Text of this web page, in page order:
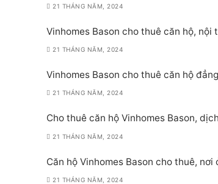
21 THÁNG NĂM, 2024
Vinhomes Bason cho thuê căn hộ, nội
21 THÁNG NĂM, 2024
Vinhomes Bason cho thuê căn hộ
21 THÁNG NĂM, 2024
Cho thuê căn hộ Vinhomes Bason,
21 THÁNG NĂM, 2024
Căn hộ Vinhomes Bason cho thuê, nơi
21 THÁNG NĂM, 2024